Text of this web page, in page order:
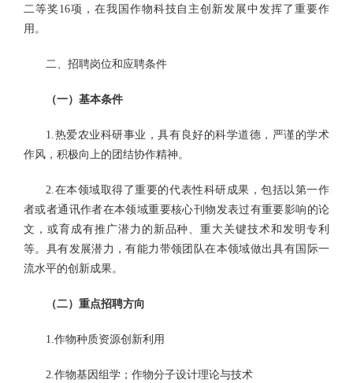
二等奖16项，在我国作物科技自主创新发展中发挥了重要作
用。
二、招聘岗位和应聘条件
（一）基本条件
1.热爱农业科研事业，具有良好的科学道德，严谨的学术
作风，积极向上的团结协作精神。
2.在本领域取得了重要的代表性科研成果，包括以第一作
者或者通讯作者在本领域重要核心刊物发表过有重要影响的论
文，或育成有推广潜力的新品种、重大关键技术和发明专利
等。具有发展潜力，有能力带领团队在本领域做出具有国际一
流水平的创新成果。
（二）重点招聘方向
1.作物种质资源创新利用
2.作物基因组学；作物分子设计理论与技术